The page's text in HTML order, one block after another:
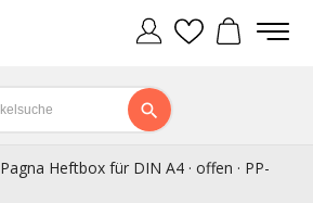
Pagna Heftbox für DIN A4 · offen · PP-